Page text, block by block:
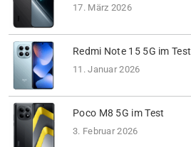
17. März 2026
Redmi Note 15 5G im Test
11. Januar 2026
Poco M8 5G im Test
3. Februar 2026